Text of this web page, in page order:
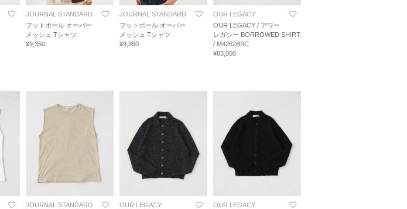
JOURNAL STANDARD
フットボール オーバー
メッシュ Tシャツ
¥9,350
JOURNAL STANDARD
フットボール オーバー
メッシュ Tシャツ
¥9,350
OUR LEGACY
OUR LEGACY / アワー
レガシー BORROWED SHIRT
/ M4262BSC
¥83,000
JOURNAL STANDARD
OUR LEGACY
OUR LEGACY